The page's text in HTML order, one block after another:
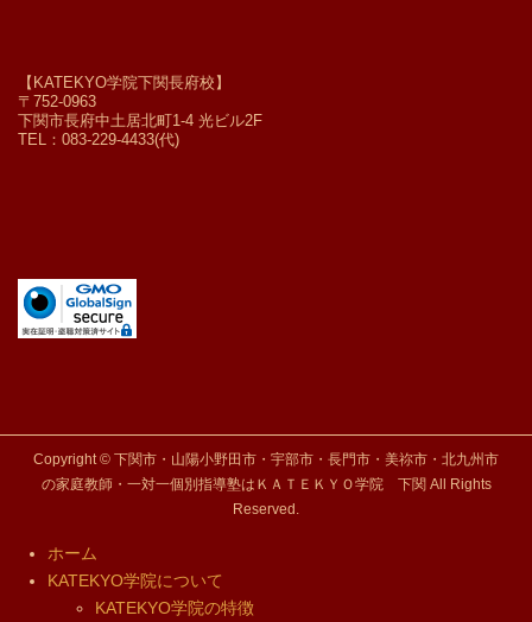
【KATEKYO学院下関長府校】
〒752-0963
下関市長府中土居北町1-4 光ビル2F
TEL：083-229-4433(代)
Copyright © 下関市・山陽小野田市・宇部市・長門市・美祢市・北九州市
の家庭教師・一対一個別指導塾はＫＡＴＥＫＹＯ学院 下関 All Rights
Reserved.
ホーム
KATEKYO学院について
KATEKYO学院の特徴